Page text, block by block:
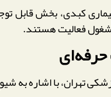
کبدی، بخش قابل
فعالیت هستند.
با اشاره به شیوع